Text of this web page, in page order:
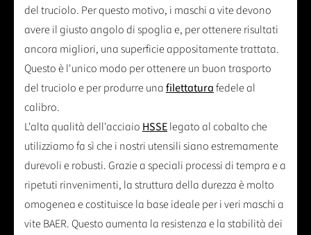
del truciolo. Per questo motivo, i maschi a vite devono
avere il giusto angolo di spoglia e, per ottenere risultati
ancora migliori, una superficie appositamente trattata.
Questo è l'unico modo per ottenere un buon trasporto
del truciolo e per produrre unafilettaturafedele al
calibro.
L'alta qualità dell'acciaioHSSElegato al cobalto che
utilizziamo fa sì che i nostri utensili siano estremamente
durevoli e robusti. Grazie a speciali processi di tempra e a
ripetuti rinvenimenti, la struttura della durezza è molto
omogenea e costituisce la base ideale per i veri maschi a
vite BAER. Questo aumenta la resistenza e la stabilità dei